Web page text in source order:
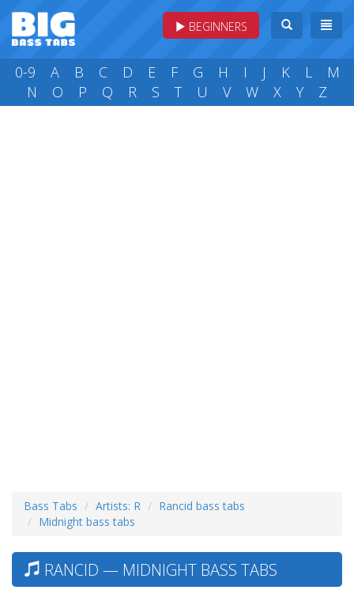
BEGINNERS
0-9 A B C D E F G H I J K L
M
N
O P Q R S T U V W X Y Z
Bass Tabs Artists: R
Rancid bass tabs
Midnight bass tabs
RANCID — MIDNIGHT BASS TABS